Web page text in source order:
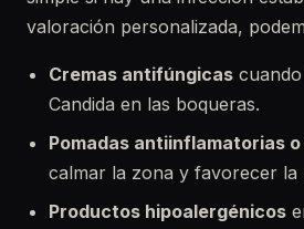
valoración personalizada,
Cremas antifúngicas
Candida en las boqueras.
Pomadas antiinflamatorias
calmar la zona y favorecer la
Productos hipoalergénicos